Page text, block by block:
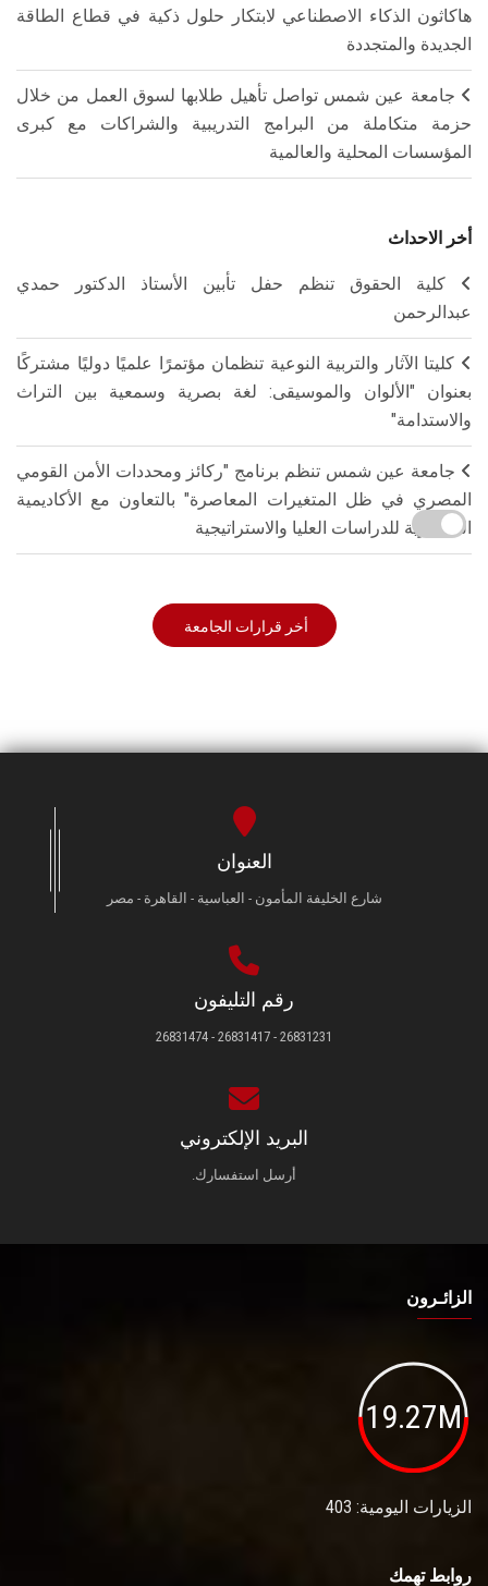
هاكاثون الذكاء الاصطناعي لابتكار حلول ذكية في قطاع الطاقة
الجديدة والمتجددة
جامعة عين شمس تواصل تأهيل طلابها لسوق العمل من خلال
حزمة متكاملة من البرامج التدريبية والشراكات مع كبرى
المؤسسات المحلية والعالمية
أخر الاحداث
كلية الحقوق تنظم حفل تأبين الأستاذ الدكتور حمدي
عبدالرحمن
كليتا الآثار والتربية النوعية تنظمان مؤتمرًا علميًا دوليًا مشتركًا
بعنوان "الألوان والموسيقى: لغة بصرية وسمعية بين التراث
والاستدامة"
جامعة عين شمس تنظم برنامج "ركائز ومحددات الأمن القومي
المصري في ظل المتغيرات المعاصرة" بالتعاون مع الأكاديمية
العسكرية للدراسات العليا والاستراتيجية
أخر قرارات الجامعة
العنوان
شارع الخليفة المأمون - العباسية - القاهرة - مصر
رقم التليفون
26831231 - 26831417 - 26831474
البريد الإلكتروني
أرسل استفسارك.
الزائـرون
19.27M
الزيارات اليومية: 403
روابط تهمك